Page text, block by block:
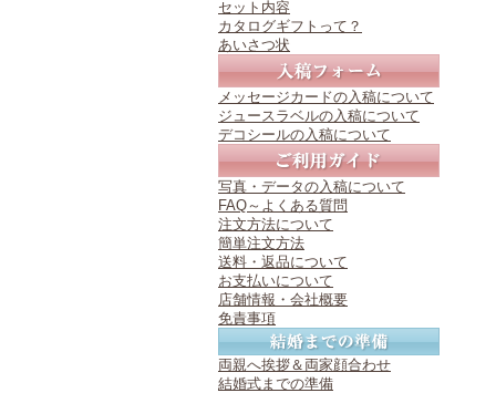
セット内容
カタログギフトって？
あいさつ状
メッセージカードの入稿について
ジュースラベルの入稿について
デコシールの入稿について
写真・データの入稿について
FAQ～よくある質問
注文方法について
簡単注文方法
送料・返品について
お支払いについて
店舗情報・会社概要
免責事項
両親へ挨拶＆両家顔合わせ
結婚式までの準備